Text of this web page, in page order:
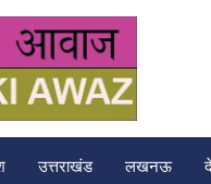
उत्तराखंड लखनऊ